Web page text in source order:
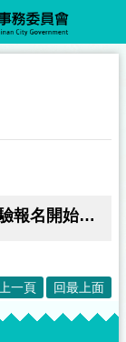
114年度第一次原住民族語言能力測驗報名開始！ 誠摯邀請市民朋友踴躍參加
一頁 回最上面